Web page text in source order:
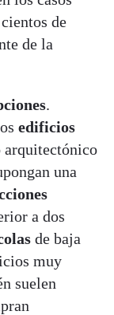
de
de la
.
edificios
una
a dos
de baja
muy
suelen